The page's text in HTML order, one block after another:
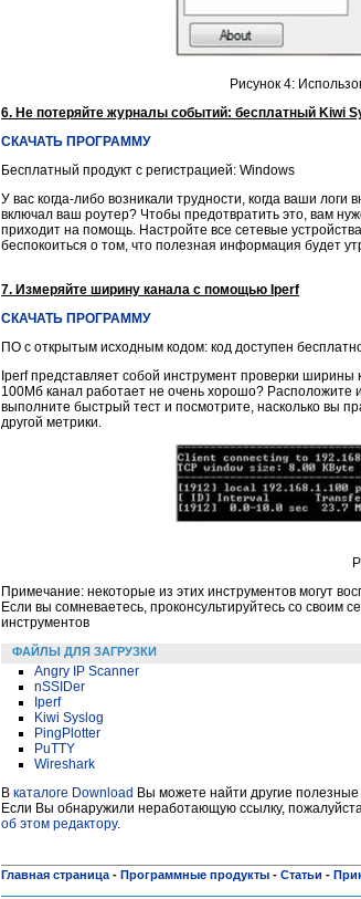
Рисунок 4:
6. Не потеряйте журналы событий: бесплатный Kiwi
СКАЧАТЬ ПРОГРАММУ
Бесплатный продукт с регистрацией: Windows
У вас когда-либо возникали трудности, когда ваши логи
включал ваш роутер? Чтобы предотвратить это, вам
приходит на помощь. Настройте все сетевые
беспокоиться о том, что полезная информация будет
7. Измеряйте ширину канала с помощью Iperf
СКАЧАТЬ ПРОГРАММУ
ПО с открытым исходным кодом: код доступен
Iperf представляет собой инструмент проверки
100Мб канал работает не очень хорошо?
выполните быстрый тест и посмотрите, насколько вы
другой метрики.
Примечание: некоторые из этих инструментов могут
Если вы сомневаетесь, проконсультируйтесь со своим
инструментов
ФАЙЛЫ ДЛЯ ЗАГРУЗКИ
Angry IP Scanner
nSSIDer
Iperf
Kiwi Syslog
PingPlotter
PuTTY
Wireshark
В каталоге Download Вы можете найти другие
Если Вы обнаружили неработающую ссылку,
об этом редактору.
Главная страница - Программные продукты - Статьи -